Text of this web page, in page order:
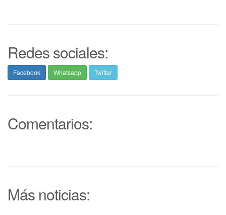
Redes sociales:
Facebook Whatsapp Twitter
Comentarios:
Más noticias: